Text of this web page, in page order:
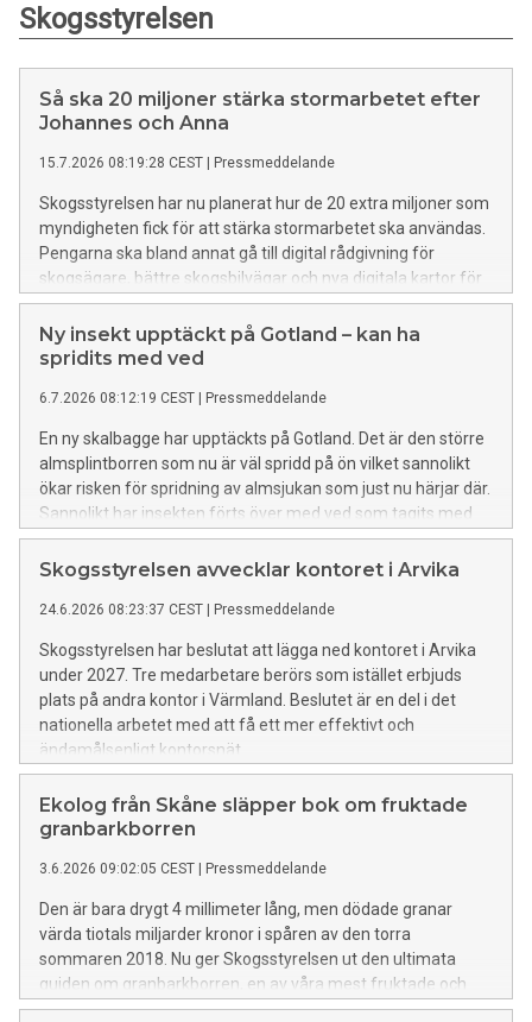
Skogsstyrelsen
Så ska 20 miljoner stärka stormarbetet efter
Johannes och Anna
15.7.2026 08:19:28 CEST | Pressmeddelande
Skogsstyrelsen har nu planerat hur de 20 extra miljoner som
myndigheten fick för att stärka stormarbetet ska användas.
Pengarna ska bland annat gå till digital rådgivning för
skogsägare, bättre skogsbilvägar och nya digitala kartor för
att upptäcka stormfällda träd.
Ny insekt upptäckt på Gotland – kan ha
spridits med ved
6.7.2026 08:12:19 CEST | Pressmeddelande
En ny skalbagge har upptäckts på Gotland. Det är den större
almsplintborren som nu är väl spridd på ön vilket sannolikt
ökar risken för spridning av almsjukan som just nu härjar där.
Sannolikt har insekten förts över med ved som tagits med
från fastlandet, något man bör vara försiktig med. Samtidigt
fortsätter Skogsstyrelsen bekämpningsarbetet mot
Skogsstyrelsen avvecklar kontoret i Arvika
24.6.2026 08:23:37 CEST | Pressmeddelande
Skogsstyrelsen har beslutat att lägga ned kontoret i Arvika
under 2027. Tre medarbetare berörs som istället erbjuds
plats på andra kontor i Värmland. Beslutet är en del i det
nationella arbetet med att få ett mer effektivt och
ändamålsenligt kontorsnät.
Ekolog från Skåne släpper bok om fruktade
granbarkborren
3.6.2026 09:02:05 CEST | Pressmeddelande
Den är bara drygt 4 millimeter lång, men dödade granar
värda tiotals miljarder kronor i spåren av den torra
sommaren 2018. Nu ger Skogsstyrelsen ut den ultimata
guiden om granbarkborren, en av våra mest fruktade och
kända insekter. Boken är den första i sitt slag i Sverige och är